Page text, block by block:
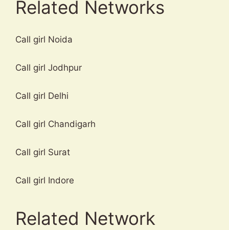
Related Networks
Call girl Noida
Call girl Jodhpur
Call girl Delhi
Call girl Chandigarh
Call girl Surat
Call girl Indore
Related Network